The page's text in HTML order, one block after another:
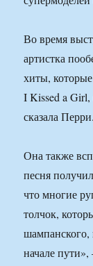
Во время
артистка
хиты,
I Kissed a Girl,
сказала Перри.
Она также
песня
что многие
толчок,
шампанского,
начале